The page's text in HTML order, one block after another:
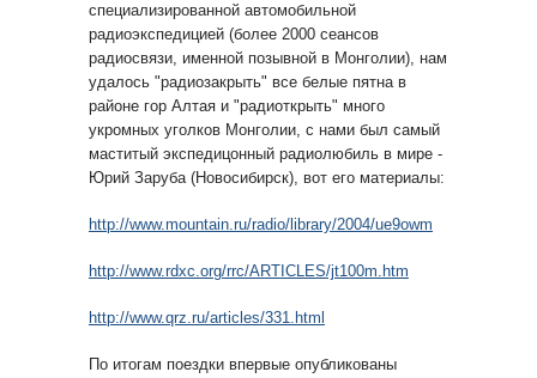
специализированной автомобильной
радиоэкспедицией (более 2000 сеансов
радиосвязи, именной позывной в Монголии), нам
удалось "радиозакрыть" все белые пятна в
районе гор Алтая и "радиоткрыть" много
укромных уголков Монголии, с нами был самый
маститый экспедицонный радиолюбиль в мире -
Юрий Заруба (Новосибирск), вот его материалы:
http://www.mountain.ru/radio/library/2004/ue9owm
http://www.rdxc.org/rrc/ARTICLES/jt100m.htm
http://www.qrz.ru/articles/331.html
По итогам поездки впервые опубликованы